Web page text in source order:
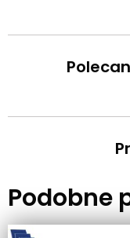
Podobne